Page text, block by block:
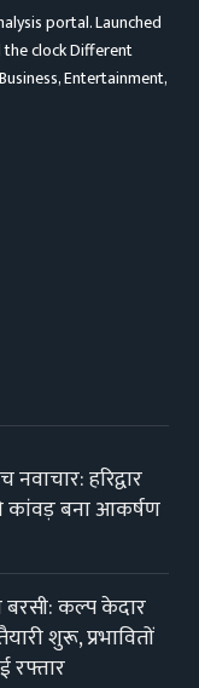
portal. Launched
the clock Different
Entertainment,
हरिद्वार
कांवड़ बना आकर्षण
कल्प केदार
शुरू, प्रभावितों
रफ्तार